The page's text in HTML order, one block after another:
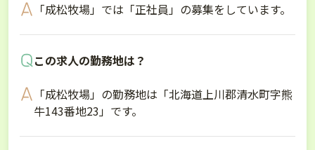
「成松牧場」では「正社員」の募集をしています。
この求人の勤務地は？
「成松牧場」の勤務地は「北海道上川郡清水町字熊
牛143番地23」です。